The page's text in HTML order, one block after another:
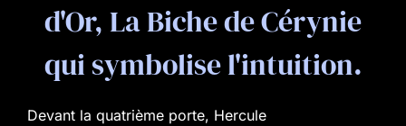
d'Or, La Biche de Cérynie
qui symbolise l'intuition.
Devant la quatrième porte, Hercule